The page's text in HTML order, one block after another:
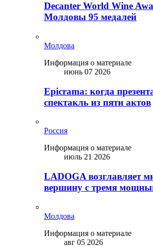
Decanter World Wine
Молдовы 95 медалей
Молдова
Информация о материале
июнь 07 2026
Epicrama: когда
спектакль из пяти актов
Россия
Информация о материале
июль 21 2026
LADOGA возглавляет
вершину с тремя
Молдова
Информация о материале
авг 05 2026